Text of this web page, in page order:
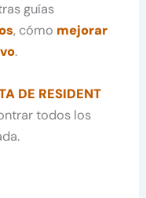
guías
, cómo mejorar
.
DE RESIDENT
todos los